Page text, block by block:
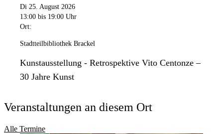
Di 25. August 2026
13:00 bis 19:00 Uhr
Ort:
Stadtteilbibliothek Brackel
Kunstausstellung - Retrospektive Vito Centonze –
30 Jahre Kunst
Veranstaltungen an diesem Ort
Alle Termine